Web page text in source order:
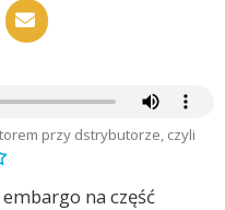
przy dstrybutorze, czyli
na część